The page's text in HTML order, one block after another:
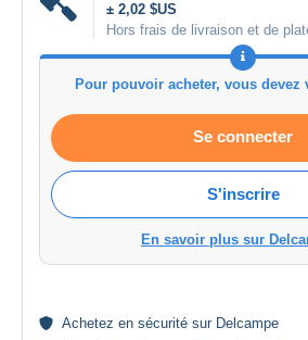
± 2,02 $US
Hors frais de livraison et de
Pour pouvoir acheter, vous devez
Se connecter
S'inscrire
En savoir plus sur
Achetez en sécurité sur Delcampe